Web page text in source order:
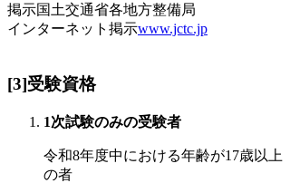
掲示国土交通省各地方整備局
インターネット掲示www.jctc.jp
[3]受験資格
1次試験のみの受験者
令和8年度中における年齢が17歳以上
の者